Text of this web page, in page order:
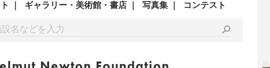
ギャラリー・美術館・書店 写真集 コンテスト